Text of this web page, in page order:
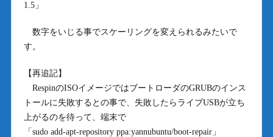
1.5」
数字をいじる事でスケーリングを変えられるみたいで
す。
【再追記】
RespinのISOイメージではブートローダのGRUBのインス
トールに失敗するとの事で、失敗したらライブUSBが立ち
上がるのを待って、端末で
「sudo add-apt-repository ppa:yannubuntu/boot-repair」